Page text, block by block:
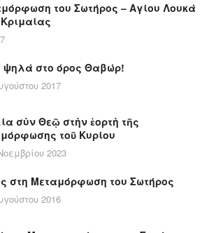
του Σωτήρος – Αγίου Λουκά
ψηλά στο όρος Θαβώρ!
2017
σὺν Θεῷ στὴν ἑορτὴ τῆς
τοῦ Κυρίου
2023
στη Μεταμόρφωση του Σωτήρος
2016